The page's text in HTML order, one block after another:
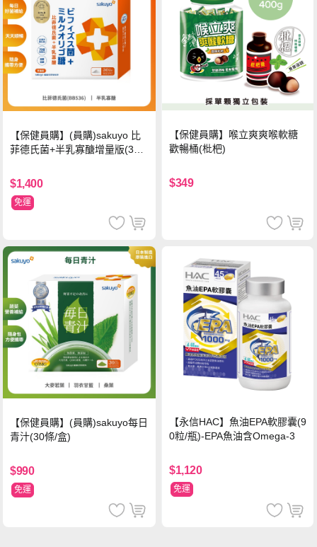
【保健員購】(員購)sakuyo 比
菲德氏菌+半乳寡醣增量版(30
$1,400
免運
【保健員購】喉立爽爽喉軟糖
歡暢桶(枇杷)
$349
【保健員購】(員購)sakuyo每日
青汁(30條/盒)
$990
免運
【永信HAC】魚油EPA軟膠囊(9
0粒/瓶)-EPA魚油含Omega-3
$1,120
免運